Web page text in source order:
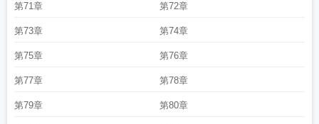
第71章 第72章
第73章 第74章
第75章 第76章
第77章 第78章
第79章 第80章